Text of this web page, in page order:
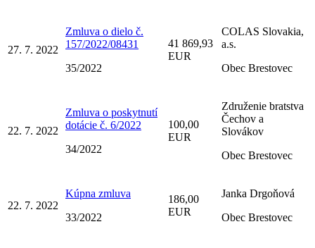
27. 7. 2022
Zmluva o dielo č.
157/2022/08431
35/2022
41 869,93
EUR
COLAS Slovakia,
a.s.
Obec Brestovec
22. 7. 2022
Zmluva o poskytnutí
dotácie č. 6/2022
34/2022
100,00
EUR
Združenie bratstva
Čechov a
Slovákov
Obec Brestovec
22. 7. 2022
Kúpna zmluva
33/2022
186,00
EUR
Janka Drgoňová
Obec Brestovec